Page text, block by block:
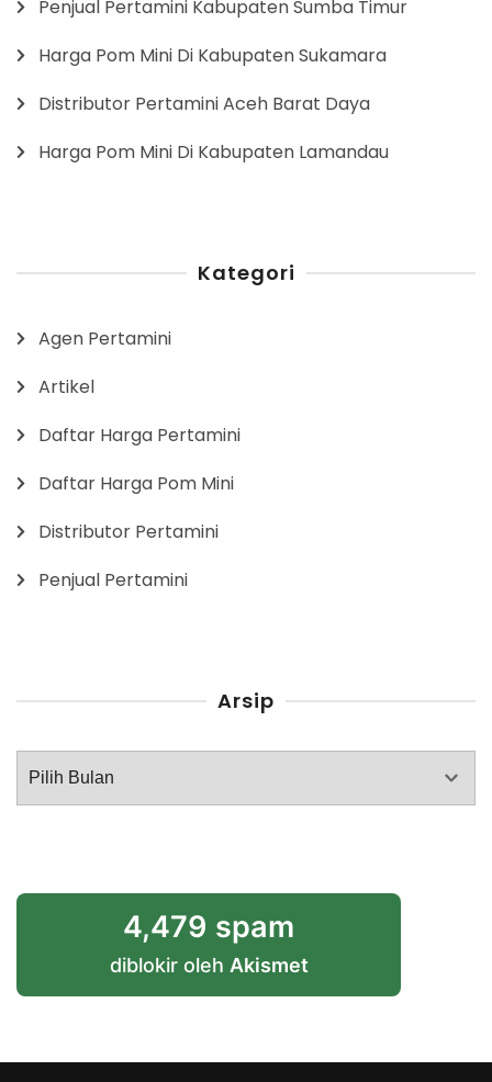
Penjual Pertamini Kabupaten Sumba Timur
Harga Pom Mini Di Kabupaten Sukamara
Distributor Pertamini Aceh Barat Daya
Harga Pom Mini Di Kabupaten Lamandau
Kategori
Agen Pertamini
Artikel
Daftar Harga Pertamini
Daftar Harga Pom Mini
Distributor Pertamini
Penjual Pertamini
Arsip
Arsip
4,479 spam
diblokir oleh Akismet